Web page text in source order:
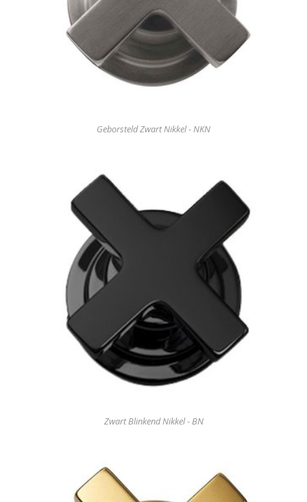
Geborsteld Zwart Nikkel - NKN
Zwart Blinkend Nikkel - BN